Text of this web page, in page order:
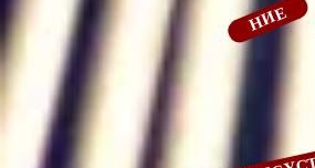
НИЕ